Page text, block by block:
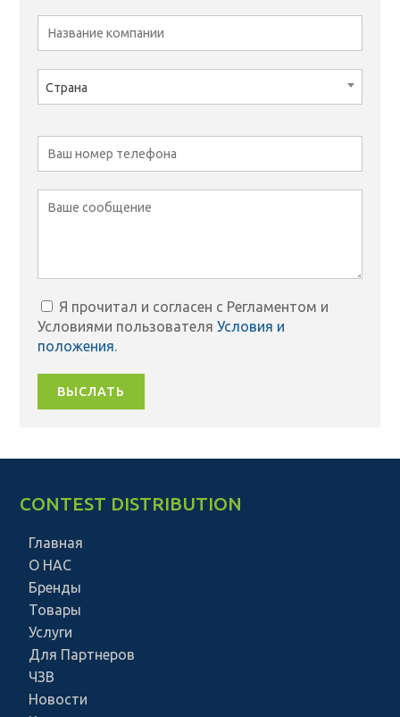
Страна
Я прочитал и согласен с Регламентом и
Условиями пользователяУсловия и
положения.
ВЫСЛАТЬ
CONTEST DISTRIBUTION
Главная
О НАС
Бренды
Товары
Услуги
Для Партнеров
ЧЗВ
Новости